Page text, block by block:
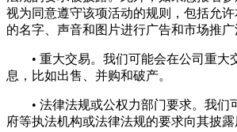
视为同意遵守该项活动的规则，包括允
的名字、声音和图片进行广告和市场推广
• 重大交易。我们可能会在公司重大
息，比如出售、并购和破产。
• 法律法规或公权力部门要求。我们
府等执法机构或法律法规的要求向其披露